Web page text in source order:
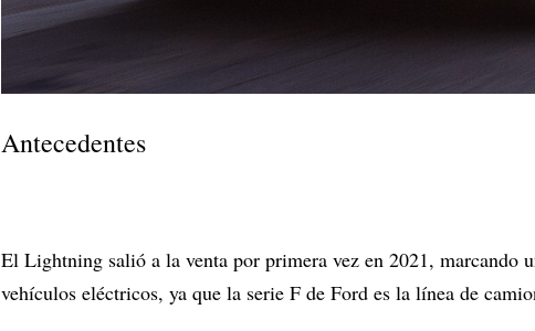
Antecedentes
El Lightning salió a la venta por primera vez en 2021, marcando
vehículos eléctricos, ya que la serie F de Ford es la línea de